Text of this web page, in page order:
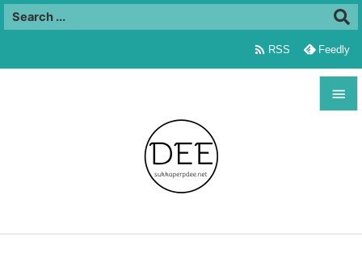

前へ
 RSS Feedly